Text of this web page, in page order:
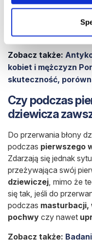
dziewczyny z błoną
całkowicie zakrywa
Zobacz także:
kobiet i mężczyzn
skuteczność,
Czy podczas
dziewicza
Do przerwania błony
podczas pierwszego
Zdarzają się jednak
przeżywająca swój
dziewiczej , mimo że
się tak, jeśli do
podczas masturbacji,
pochwy czy nawet
Zobacz także: